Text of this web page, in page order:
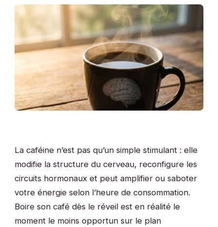
La caféine n’est pas qu’un simple stimulant : elle
modifie la structure du cerveau, reconfigure les
circuits hormonaux et peut amplifier ou saboter
votre énergie selon l’heure de consommation.
Boire son café dès le réveil est en réalité le
moment le moins opportun sur le plan